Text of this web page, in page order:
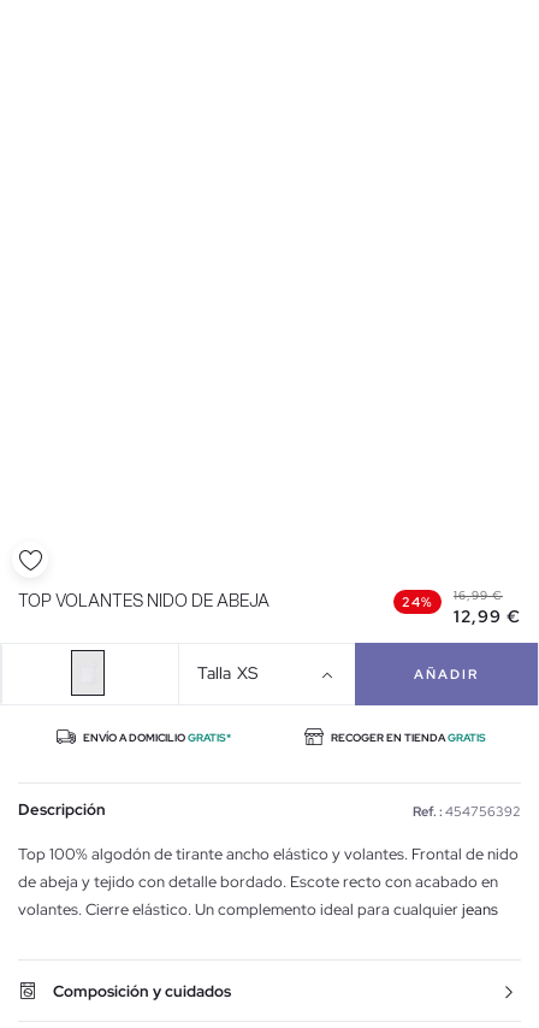
TOP VOLANTES NIDO DE ABEJA 24% 16,99 €
12,99 €
Talla XS AÑADIR
ENVÍO A DOMICILIOGRATIS* RECOGER EN TIENDAGRATIS
Descripción Ref. : 454756392
Top 100% algodón de tirante ancho elástico y volantes. Frontal de nido
de abeja y tejido con detalle bordado. Escote recto con acabado en
volantes. Cierre elástico. Un complemento ideal para cualquierjeans
Composición y cuidados